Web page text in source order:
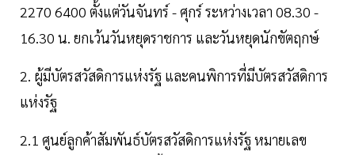
2270 6400 ตั้งแต่วันจันทร์ - ศุกร์ ระหว่างเวลา 08.30 -
16.30 น. ยกเว้นวันหยุดราชการ และวันหยุดนักขัตฤกษ์
2. ผู้มีบัตรสวัสดิการแห่งรัฐ และคนพิการที่มีบัตรสวัสดิการ
แห่งรัฐ
2.1 ศูนย์ลูกค้าสัมพันธ์บัตรสวัสดิการแห่งรัฐ หมายเลข